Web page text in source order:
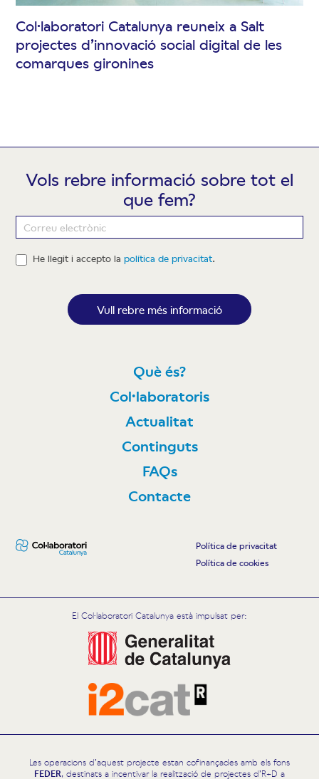
Col·laboratori Catalunya reuneix a Salt
projectes d’innovació social digital de les
comarques gironines
Vols rebre informació sobre tot el
que fem?
Newsletter
He llegit i accepto lapolítica de privacitat.
Vull rebre més informació
Què és?
Col·laboratoris
Actualitat
Continguts
FAQs
Contacte
Política de privacitat
Política de cookies
El Col·laboratori Catalunya està impulsat per:
Les operacions d’aquest projecte estan cofinançades amb els fons
FEDER, destinats a incentivar la realització de projectes d’R+D a